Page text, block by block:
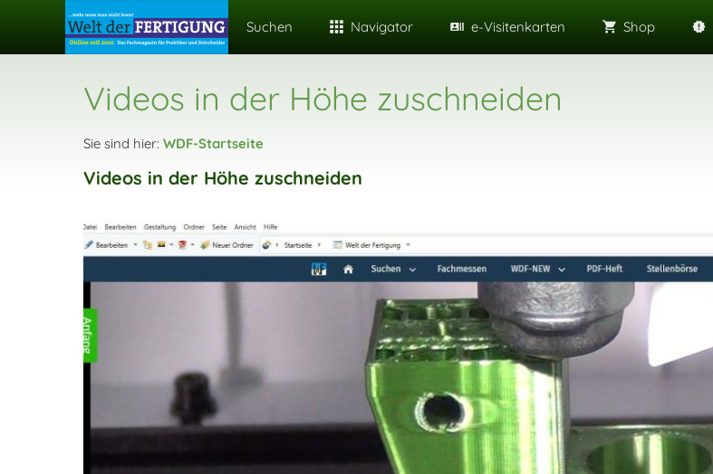
Suchen Navigator e-Visitenkarten Shop
Videos in der Höhe zuschneiden
Sie sind hier: WDF-Startseite
Videos in der Höhe zuschneiden